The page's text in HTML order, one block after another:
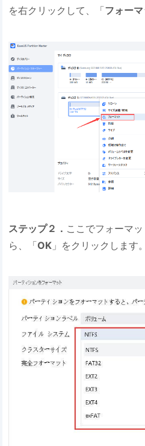
を右クリックして、「フォーマ
ステップ２． ここでフォーマ
ら、「OK 」をクリックします。